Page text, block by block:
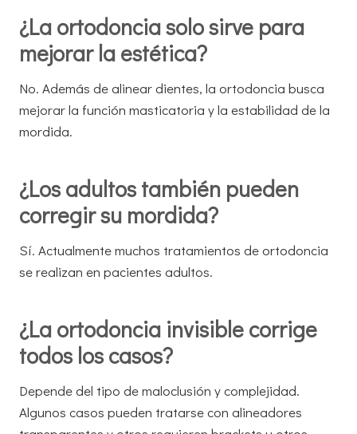
¿La ortodoncia solo sirve para
mejorar la estética?
No. Además de alinear dientes, la ortodoncia busca
mejorar la función masticatoria y la estabilidad de la
mordida.
¿Los adultos también pueden
corregir su mordida?
Sí. Actualmente muchos tratamientos de ortodoncia
se realizan en pacientes adultos.
¿La ortodoncia invisible corrige
todos los casos?
Depende del tipo de maloclusión y complejidad.
Algunos casos pueden tratarse con alineadores